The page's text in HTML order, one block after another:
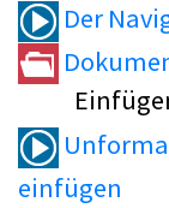
Der
einfügen